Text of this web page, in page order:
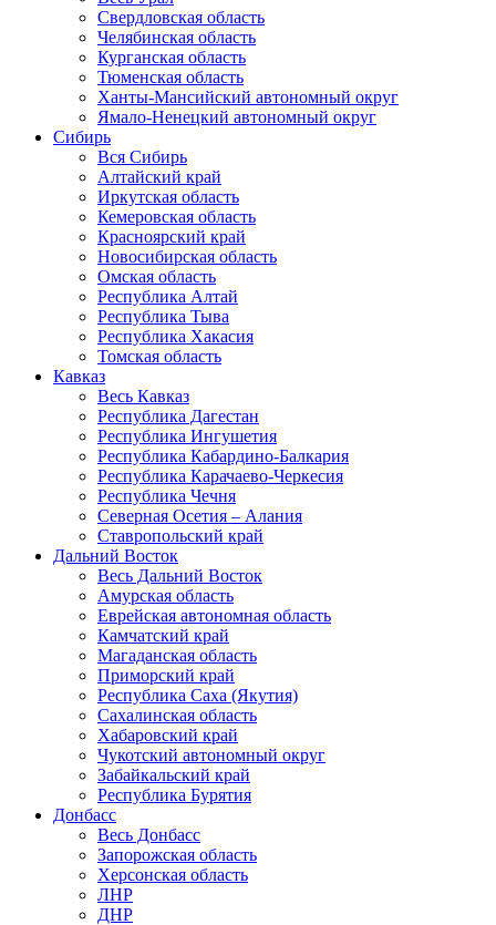
Свердловская область
Челябинская область
Курганская область
Тюменская область
Ханты-Мансийский автономный округ
Ямало-Ненецкий автономный округ
Сибирь
Вся Сибирь
Алтайский край
Иркутская область
Кемеровская область
Красноярский край
Новосибирская область
Омская область
Республика Алтай
Республика Тыва
Республика Хакасия
Томская область
Кавказ
Весь Кавказ
Республика Дагестан
Республика Ингушетия
Республика Кабардино-Балкария
Республика Карачаево-Черкесия
Республика Чечня
Северная Осетия – Алания
Ставропольский край
Дальний Восток
Весь Дальний Восток
Амурская область
Еврейская автономная область
Камчатский край
Магаданская область
Приморский край
Республика Саха (Якутия)
Сахалинская область
Хабаровский край
Чукотский автономный округ
Забайкальский край
Республика Бурятия
Донбасс
Весь Донбасс
Запорожская область
Херсонская область
ЛНР
ДНР